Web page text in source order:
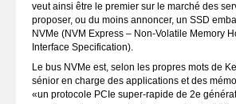
veut ainsi être le premier sur le marché des
proposer, ou du moins annoncer, un SSD
NVMe (NVM Express – Non-Volatile Memory
Interface Specification).
Le bus NVMe est, selon les propres mots de
sénior en charge des applications et des
«un protocole PCIe super-rapide de 2e